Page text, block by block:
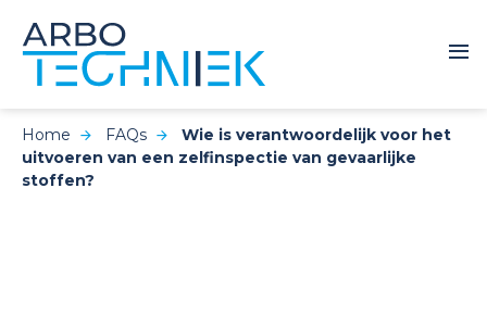
Home FAQs
Wie is verantwoordelijk voor het
uitvoeren van een zelfinspectie van gevaarlijke
stoffen?